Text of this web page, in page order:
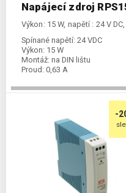
Napájecí zdroj
Výkon: 15 W, napětí : 24 V
Spínané napětí: 24 VDC
Výkon: 15 W
Montáž: na DIN lištu
Proud: 0,63 A
-